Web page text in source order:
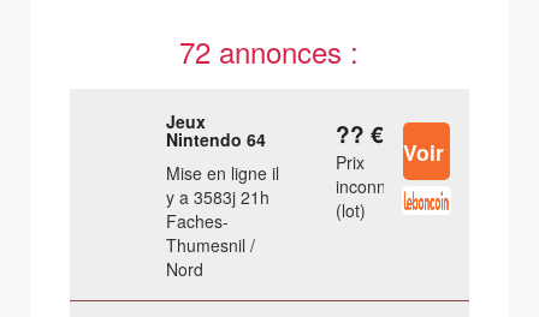
72 annonces :
Jeux
Nintendo 64
Mise en ligne il
y a 3583j 21h
Faches-
Thumesnil /
Nord
?? €
Prix
inconnu
(lot)